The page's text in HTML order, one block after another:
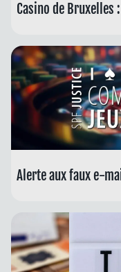
Casino de Bruxelles
Alerte aux faux e-